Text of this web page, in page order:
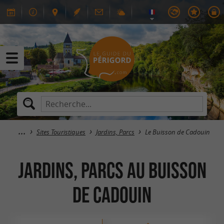
Sites Touristiques Jardins, Parcs Le Buisson de Cadouin
Jardins, Parcs au Buisson
de Cadouin